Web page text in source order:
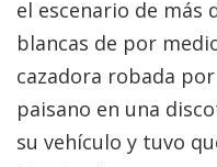
el escenario de más
blancas de por
cazadora robada
paisano en una
su vehículo y tuvo